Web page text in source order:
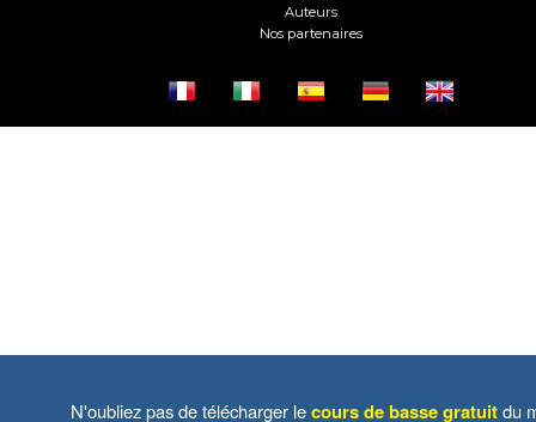
Auteurs
Nos partenaires
N'oubliez pas de télécharger lecours de basse gratuitdu